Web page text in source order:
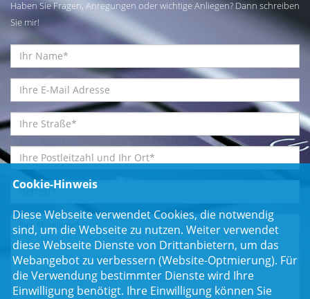
Haben Sie Fragen, Anregungen oder wichtige Anliegen? Dann schreiben
Sie mir!
Cookie-Hinweis
Diese Webseite verwendet Cookies, die notwendig
sind, um die Webseite zu nutzen. Weiter verwendet
diese Webseite Dienste von Drittanbietern, um das
Webangebot zu verbessern (Website-Optmierung). Für
die Verwendung bestimmter Dienste wird Ihre
Einwilligung benötigt. Ihre Einwilligung können Sie